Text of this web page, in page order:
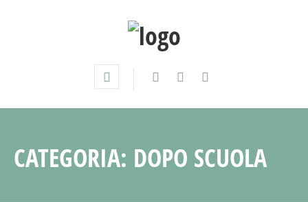
CATEGORIA: DOPO SCUOLA